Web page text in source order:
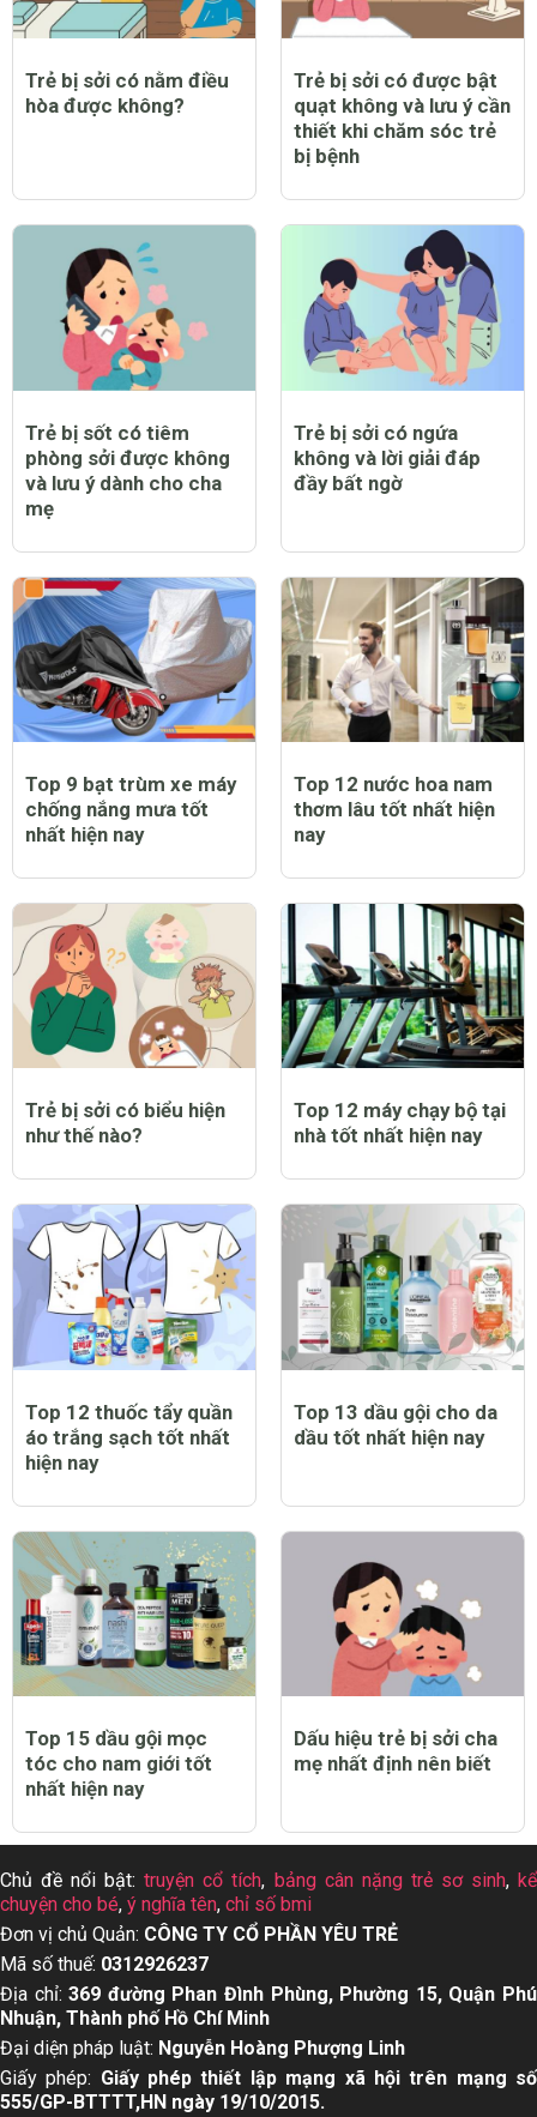
Trẻ bị sởi có nằm điều
hòa được không?
Trẻ bị sởi có được bật
quạt không và lưu ý cần
thiết khi chăm sóc trẻ
bị bệnh
Trẻ bị sốt có tiêm
phòng sởi được không
và lưu ý dành cho cha
mẹ
Trẻ bị sởi có ngứa
không và lời giải đáp
đầy bất ngờ
Top 9 bạt trùm xe máy
chống nắng mưa tốt
nhất hiện nay
Top 12 nước hoa nam
thơm lâu tốt nhất hiện
nay
Trẻ bị sởi có biểu hiện
như thế nào?
Top 12 máy chạy bộ tại
nhà tốt nhất hiện nay
Top 12 thuốc tẩy quần
áo trắng sạch tốt nhất
hiện nay
Top 13 dầu gội cho da
dầu tốt nhất hiện nay
Top 15 dầu gội mọc
tóc cho nam giới tốt
nhất hiện nay
Dấu hiệu trẻ bị sởi cha
mẹ nhất định nên biết
Chủ đề nổi bật:truyện cổ tích, bảng cân nặng trẻ sơ sinh,kể
chuyện cho bé, ý nghĩa tên, chỉ số bmi
Đơn vị chủ Quản: CÔNG TY CỔ PHẦN YÊU TRẺ
Mã số thuế: 0312926237
Địa chỉ:369 đường Phan Đình Phùng, Phường 15, Quận Phú
Nhuận, Thành phố Hồ Chí Minh
Đại diện pháp luật: Nguyễn Hoàng Phượng Linh
Giấy phép: Giấy phép thiết lập mạng xã hội trên mạng số
555/GP-BTTTT,HN ngày 19/10/2015.